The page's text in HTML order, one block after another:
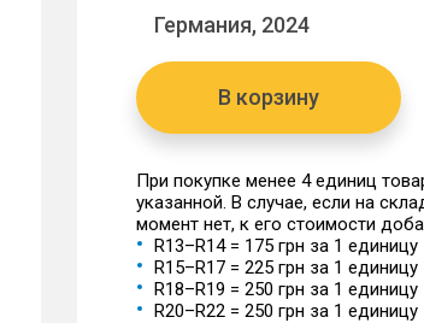
Германия, 2024
В корзину
При покупке менее 4 единиц
указанной. В случае, если на
момент нет, к его стоимости
R13–R14 = 175 грн за 1 единицу
R15–R17 = 225 грн за 1 единицу
R18–R19 = 250 грн за 1 единицу
R20–R22 = 250 грн за 1 единицу